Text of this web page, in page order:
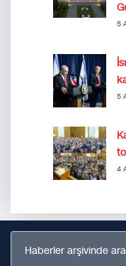
5
5
4
Haberler arşivinde